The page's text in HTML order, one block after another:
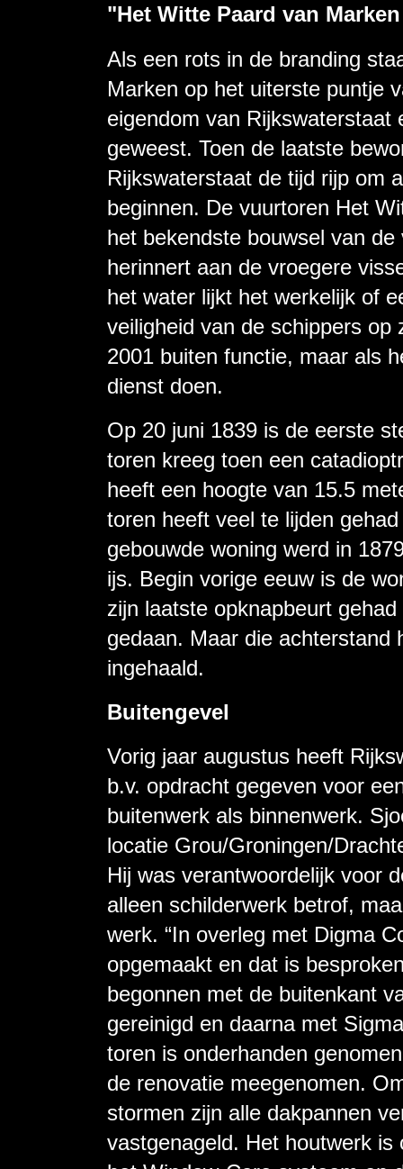
"Het Witte Paard van
Als een rots in de branding
Marken op het uiterste puntje
eigendom van
geweest. Toen de laatste
Rijkswaterstaat de tijd rijp om
beginnen. De vuurtoren Het
het bekendste bouwsel van
herinnert aan de vroegere
het water lijkt het werkelijk of
veiligheid van de schippers
2001 buiten functie, maar als
dienst doen.
Op 20 juni 1839 is de eerste
toren kreeg toen een
heeft een hoogte van 15.5
toren heeft veel te lijden
gebouwde woning werd in
ijs. Begin vorige eeuw is de
zijn laatste opknapbeurt
gedaan. Maar die achterstand
ingehaald.
Buitengevel
Vorig jaar augustus heeft
b.v. opdracht gegeven voor
buitenwerk als binnenwerk.
locatie Grou/Groningen/
Hij was verantwoordelijk voor
alleen schilderwerk betrof,
werk. “In overleg met Digma
opgemaakt en dat is
begonnen met de buitenkant
gereinigd en daarna met
toren is onderhanden
de renovatie meegenomen.
stormen zijn alle dakpannen
vastgenageld. Het houtwerk